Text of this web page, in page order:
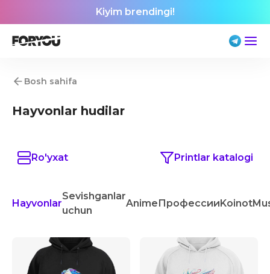
Kiyim brendingi!
Bosh sahifa
Hayvonlar hudilar
Ro'yxat Printlar katalogi
Hayvonlar
Sevishganlar
uchun
AnimeПрофессииKoinot